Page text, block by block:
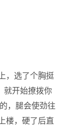
，选了个胸挺
就开始撩拨你
，腿会使劲往
楼，硬了后直